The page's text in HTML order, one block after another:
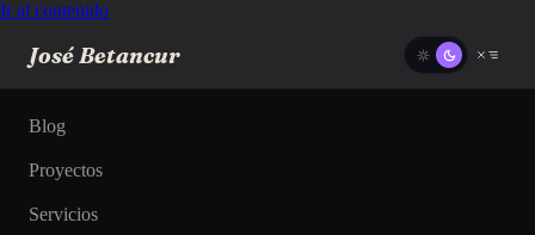
Ir al contenido
José Betancur
Blog
Proyectos
Servicios